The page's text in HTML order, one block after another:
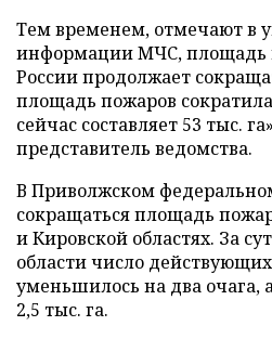
Тем временем, отмечают в
информации МЧС, площадь
России продолжает
площадь пожаров
сейчас составляет 53 тыс.
представитель ведомства.
В Приволжском
сокращаться площадь
и Кировской областях. За
области число
уменьшилось на два очага,
2,5 тыс. га.